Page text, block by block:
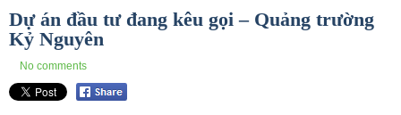
Dự án đầu tư đang kêu gọi – Quảng trường
Kỷ Nguyên
No comments